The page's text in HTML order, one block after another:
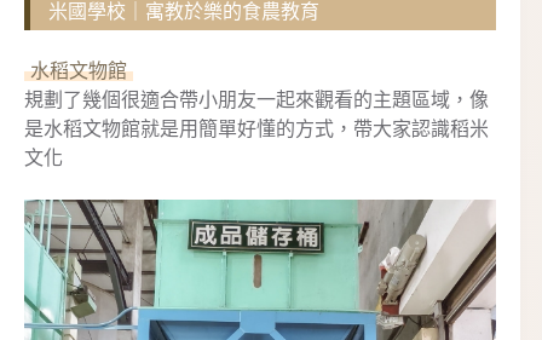
米國學校｜寓教於樂的食農教育
水稻文物館
規劃了幾個很適合帶小朋友一起來觀看的主題區域，像
是水稻文物館就是用簡單好懂的方式，帶大家認識稻米
文化